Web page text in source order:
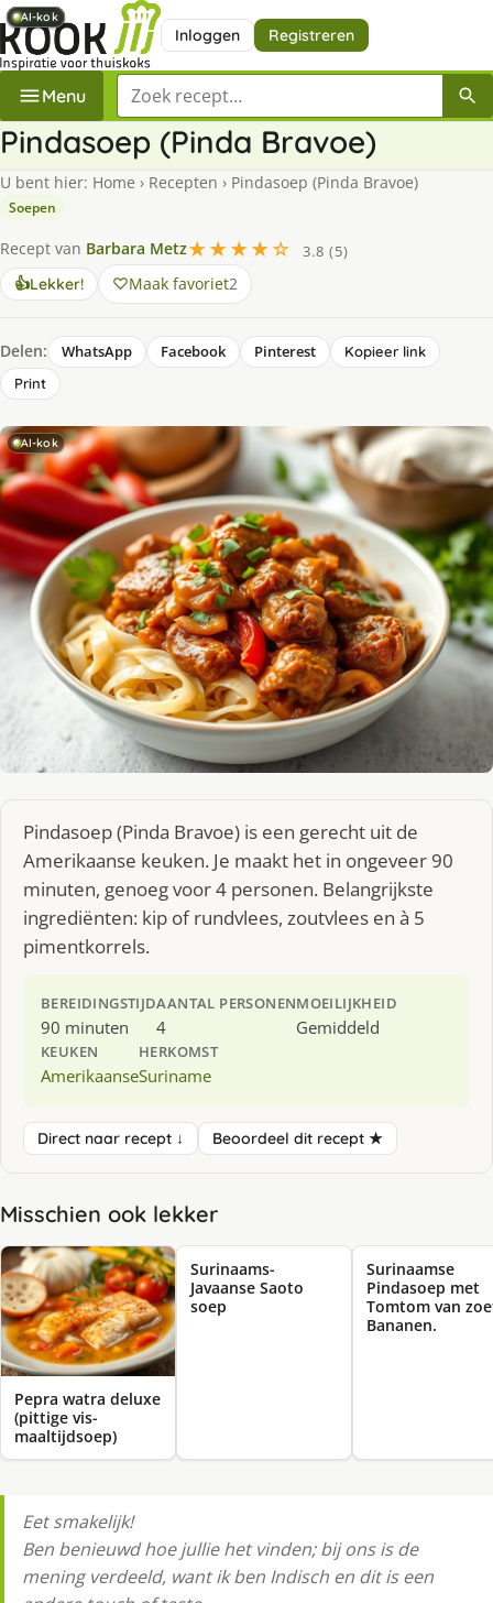
Inloggen Registreren
Menu Zoek een recept
Pindasoep (Pinda Bravoe)
U bent hier: Home › Recepten › Pindasoep (Pinda Bravoe)
Soepen
Recept van Barbara Metz★★★★☆
3.8 (5)
👍Lekker! Maak favoriet2
Delen: WhatsApp Facebook Pinterest
Kopieer link
Print
AI-kok
Pindasoep (Pinda Bravoe) is een gerecht uit de
Amerikaanse keuken. Je maakt het in ongeveer 90
minuten, genoeg voor 4 personen. Belangrijkste
ingrediënten: kip of rundvlees, zoutvlees en à 5
pimentkorrels.
BEREIDINGSTIJD
90 minuten
AANTAL PERSONEN
4
MOEILIJKHEID
Gemiddeld
KEUKEN
Amerikaanse
HERKOMST
Suriname
Direct naar recept ↓ Beoordeel dit recept ★
Misschien ook lekker
AI-kok
Pepra watra deluxe
(pittige vis-
maaltijdsoep)
Surinaams-
Javaanse Saoto
soep
Surinaamse
Pindasoep met
Tomtom van
Bananen.
AI-kok
AI-kok
AI-kok
Eet smakelijk!
Ben benieuwd hoe jullie het vinden; bij ons is de
mening verdeeld, want ik ben Indisch en dit is een